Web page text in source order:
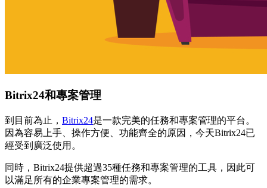
Bitrix24和專案管理
到目前為止， Bitrix24是一款完美的任務和專案管理的平台。
因為容易上手、操作方便、功能齊全的原因，今天Bitrix24已
經受到廣泛使用。
同時，Bitrix24提供超過35種任務和專案管理的工具，因此可
以滿足所有的企業專案管理的需求。